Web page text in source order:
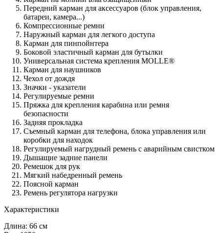
Передний карман для аксессуаров (блок управления,
батареи, камера...)
Компрессионные ремни
Наружный карман для легкого доступа
Карман для пинпойнтера
Боковой эластичный карман для бутылки
Универсальная система крепления MOLLE®
Карман для наушников
Чехол от дождя
Значки - указатели
Регулируемые ремни
Пряжка для крепления карабина или ремня
безопасности
Задняя прокладка
Съемный карман для телефона, блока управления или
коробки для находок
Регулируемый нагрудный ремень с аварийным свистком
Дышащие задние панели
Ремешок для рук
Мягкий набедренный ремень
Поясной карман
Ремень регулятора нагрузки
Характеристики
Длина: 66 см